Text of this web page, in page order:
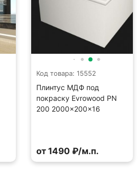
Код товара: 15552
Плинтус МДФ под
покраску Evrowood PN
200 2000×200×16
от 1490 ₽/м.п.